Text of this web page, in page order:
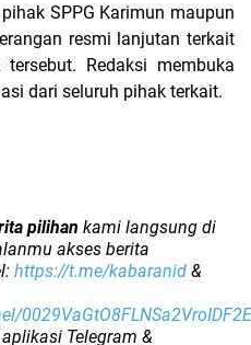
SPPG Karimun maupun
resmi lanjutan terkait
Redaksi membuka
dari seluruh pihak terkait.
pilihan kami langsung di
akses berita
https://t.me/kabaranid &
0029VaGtO8FLNSa2VroIDF2E
Telegram &